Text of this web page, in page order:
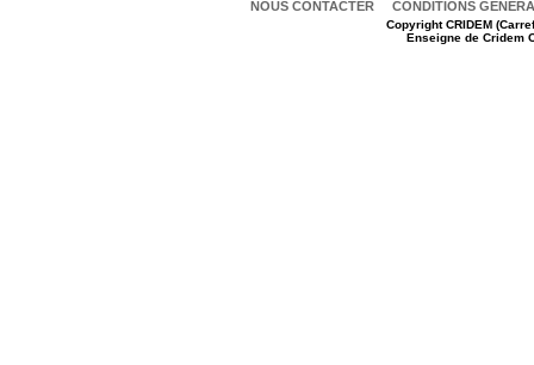
NOUS CONTACTER CONDITIONS
CopyrightCRIDEM
Enseigne de Cridem